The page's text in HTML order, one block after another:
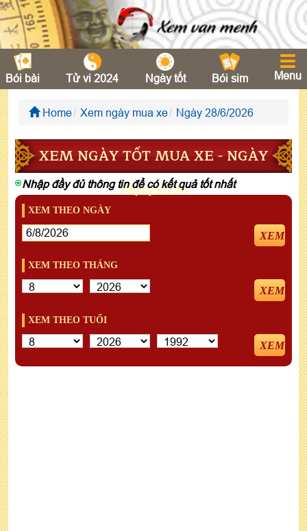
Bói bài Tử vi 2024 Ngày tốt Bói sim Menu
Home Xem ngày mua xe Ngày 28/6/2026
XEM NGÀY TỐT MUA XE - NGÀY
28/6/2026
Nhập đầy đủ thông tin để có kết quả tốt nhất
XEM THEO NGÀY
XEM
XEM THEO THÁNG
XEM
XEM THEO TUỔI
XEM